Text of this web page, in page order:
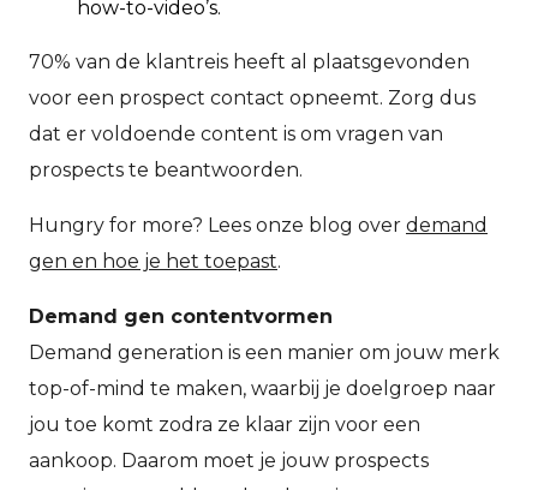
how-to-video’s.
70% van de klantreis heeft al plaatsgevonden
voor een prospect contact opneemt. Zorg dus
dat er voldoende content is om vragen van
prospects te beantwoorden.
Hungry for more? Lees onze blog over demand
gen en hoe je het toepast.
Demand gen contentvormen
Demand generation is een manier om jouw merk
top-of-mind te maken, waarbij je doelgroep naar
jou toe komt zodra ze klaar zijn voor een
aankoop. Daarom moet je jouw prospects